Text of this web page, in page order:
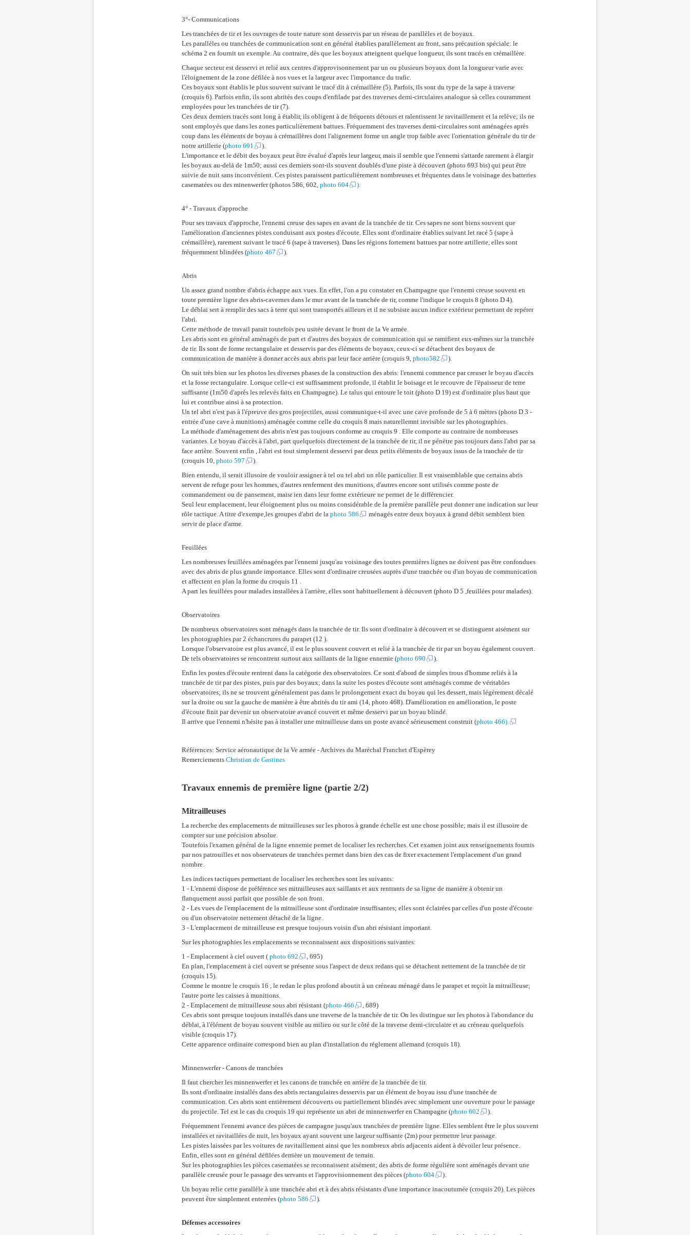
3°- Communications
Les tranchées de tir et les ouvrages de toute nature sont desservis par un réseau de parallèles et de boyaux.
Les parallèles ou tranchées de communication sont en général établies parallèlement au front, sans précaution spéciale: le
schéma 2 en fournit un exemple. Au contraire, dès que les boyaux atteignent quelque longueur, ils sont tracés en crémaillère.
Chaque secteur est desservi et relié aux centres d'approvisonnement par un ou plusieurs boyaux dont la longueur varie avec
l'éloignement de la zone défilée à nos vues et la largeur avec l'importance du trafic.
Ces boyaux sont établis le plus souvent suivant le tracé dit à crémaillère (5). Parfois, ils sont du type de la sape à traverse
(croquis 6). Parfois enfin, ils sont abrités des coups d'enfilade par des traverses demi-circulaires analogue sà celles couramment
employées pour les tranchées de tir (7).
Ces deux derniers tracés sont long à établir, ils obligent à de fréquents détours et ralentissent le ravitaillement et la relève; ils ne
sont employés que dans les zones particulièrement battues. Fréquemment des traverses demi-circulaires sont aménagées après
coup dans les éléments de boyau à crémaillères dont l'alignement forme un angle trop faible avec l'orientation générale du tir de
notre artillerie (photo 691
).
L'importance et le débit des boyaux peut être évalué d'après leur largeur, mais il semble que l'ennemi s'attarde rarement à élargir
les boyaux au-delà de 1m50; aussi ces derniers sont-ils souvent doublés d'une piste à découvert (photo 693 bis) qui peut être
suivie de nuit sans inconvénient. Ces pistes paraissent particulièrement nombreuses et fréquentes dans le voisinage des batteries
casematées ou des minenwerfer (photos 586, 602, photo 604 ).
4° - Travaux d'approche
Pour ses travaux d'approche, l'ennemi creuse des sapes en avant de la tranchée de tir. Ces sapes ne sont biens souvent que
l'amélioration d'anciennes pistes conduisant aux postes d'écoute. Elles sont d'ordinaire établies suivant let racé 5 (sape à
crémaillère), rarement suivant le tracé 6 (sape à traverses). Dans les régions fortement battues par notre artillerie, elles sont
fréquemment blindées (photo 467 ).
Abris
Un assez grand nombre d'abris échappe aux vues. En effet, l'on a pu constater en Champagne que l'ennemi creuse souvent en
toute première ligne des abris-cavernes dans le mur avant de la tranchée de tir, comme l'indique le croquis 8 (photo D 4).
Le déblai sert à remplir des sacs à terre qui sont transportés ailleurs et il ne subsiste aucun indice extérieur permettant de repérer
l'abri.
Cette méthode de travail parait toutefois peu usitée devant le front de la Ve armée.
Les abris sont en général aménagés de part et d'autres des boyaux de communication qui se ramifient eux-mêmes sur la tranchée
de tir. Ils sont de forme rectangulaire et desservis par des éléments de boyaux, ceux-ci se détachent des boyaux de
communication de manière à donner accès aux abris par leur face arrière (croquis 9, photo582
).
On suit très bien sur les photos les diverses phases de la construction des abris: l'ennemi commence par creuser le boyau d'accès
et la fosse rectangulaire. Lorsque celle-ci est suffisamment profonde, il établit le boisage et le recouvre de l'épaisseur de terre
suffisante (1m50 d'après les relevés faits en Champagne). Le talus qui entoure le toit (photo D 19) est d'ordinaire plus haut que
lui et contribue ainsi à sa protection.
Un tel abri n'est pas à l'épreuve des gros projectiles, aussi communique-t-il avec une cave profonde de 5 à 6 mètres (photo D 3 -
entrée d'une cave à munitions) aménagée comme celle du croquis 8 mais naturellemnt invisible sur les photographies.
La méthode d'aménagement des abris n'est pas toujours conforme au croquis 9 . Elle comporte au contraire de nombreuses
variantes. Le boyau d'accès à l'abri, part quelquefois directement de la tranchée de tir, il ne pénètre pas toujours dans l'abri par sa
face arrière. Souvent enfin , l'abri est tout simplement desservi par deux petits éléments de boyaux issus de la tranchée de tir
(croquis 10, photo 597
).
Bien entendu, il serait illusoire de vouloir assigner à tel ou tel abri un rôle particulier. Il est vraisemblable que certains abris
servent de refuge pour les hommes, d'autres renferment des munitions, d'autres encore sont utilisés comme poste de
commandement ou de pansement, maisr ien dans leur forme extérieure ne permet de le différencier.
Seul leur emplacement, leur éloignement plus ou moins considérable de la première parallèle peut donner une indication sur leur
rôle tactique. A titre d'exempe,les groupes d'abri de la photo 586
ménagés entre deux boyaux à grand débit semblent bien
servir de place d'arme.
Feuillées
Les nombreuses feuillées aménagées par l'ennemi jusqu'au voisinage des toutes premières lignes ne doivent pas être confondues
avec des abris de plus grande importance. Elles sont d'ordinaire creusées auprès d'une tranchée ou d'un boyau de communication
et affectent en plan la forme du croquis 11 .
A part les feuillées pour malades installées à l'arrière, elles sont habituellement à découvert (photo D 5 ,feuillées pour malades).
Observatoires
De nombreux observatoires sont ménagés dans la tranchée de tir. Ils sont d'ordinaire à découvert et se distinguent aisément sur
les photographies par 2 échancrures du parapet (12 ).
Lorsque l'observatoire est plus avancé, il est le plus souvent couvert et relié à la tranchée de tir par un boyau également couvert.
De tels observatoires se rencontrent surtout aux saillants de la ligne ennemie (photo 690
).
Enfin les postes d'écoute rentrent dans la catégorie des observatoires. Ce sont d'abord de simples trous d'homme reliés à la
tranchée de tir par des pistes, puis par des boyaux; dans la suite les postes d'écoute sont aménagés comme de véritables
observatoires; ils ne se trouvent généralement pas dans le prolongement exact du boyau qui les dessert, mais légèrement décalé
sur la droite ou sur la gauche de manière à être abrités du tir ami (14, photo 468). D'amélioration en amélioration, le poste
d'écoute finit par devenir un observatoire avancé couvert et même desservi par un boyau blindé.
Il arrive que l'ennemi n'hésite pas à installer une mitrailleuse dans un poste avancé sérieusement construit (photo 466).
Références: Service aéronautique de la Ve armée - Archives du Maréchal Franchet d'Espèrey
Remerciements Christian de Gastines
Travaux ennemis de première ligne (partie 2/2)
Mitrailleuses
La recherche des emplacements de mitrailleuses sur les photos à grande échelle est une chose possible; mais il est illusoire de
compter sur une précision absolue.
Toutefois l'examen général de la ligne ennemie permet de localiser les recherches. Cet examen joint aux renseignements fournis
par nos patrouilles et nos observateurs de tranchées permet dans bien des cas de fixer exactement l'emplacement d'un grand
nombre.
Les indices tactiques permettant de localiser les recherches sont les suivants:
1 - L'ennemi dispose de préférence ses mitrailleuses aux saillants et aux rentrants de sa ligne de manière à obtenir un
flanquement aussi parfait que possible de son front.
2 - Les vues de l'emplacement de la mitrailleuse sont d'ordinaire insuffisantes; elles sont éclairées par celles d'un poste d'écoute
ou d'un observatoire nettement détaché de la ligne.
3 - L'emplacement de mitrailleuse est presque toujours voisin d'un abri résistant important.
Sur les photographies les emplacements se reconnaissent aux dispositions suivantes:
1 - Emplacement à ciel ouvert ( photo 692
, 695)
En plan, l'emplacement à ciel ouvert se présente sous l'aspect de deux redans qui se détachent nettement de la tranchée de tir
(croquis 15).
Comme le montre le croquis 16 , le redan le plus profond aboutit à un créneau ménagé dans le parapet et reçoit la mitrailleuse;
l'autre porte les caisses à munitions.
2 - Emplacement de mitrailleuse sous abri résistant (photo 466
, 689)
Ces abris sont presque toujours installés dans une traverse de la tranchée de tir. On les distingue sur les photos à l'abondance du
déblai, à l'élément de boyau souvent visible au milieu ou sur le côté de la traverse demi-circulaire et au créneau quelquefois
visible (croquis 17).
Cette apparence ordinaire correspond bien au plan d'installation du réglement allemand (croquis 18).
Minnenwerfer - Canons de tranchées
Il faut chercher les minnenwerfer et les canons de tranchée en arrière de la tranchée de tir.
Ils sont d'ordinaire installés dans des abris rectangulaires desservis par un élément de boyau issu d'une tranchée de
communication. Ces abris sont entièrement découverts ou partiellement blindés avec simplement une ouverture pour le passage
du projectile. Tel est le cas du croquis 19 qui représente un abri de minnenwerfer en Champagne (photo 602
).
Fréquemment l'ennemi avance des pièces de campagne jusqu'aux tranchées de première ligne. Elles semblent être le plus souvent
installées et ravitaillées de nuit, les boyaux ayant souvent une largeur suffisante (2m) pour permettre leur passage.
Les pistes laissées par les voitures de ravitaillement ainsi que les nombreux abris adjacents aident à dévoiler leur présence.
Enfin, elles sont en général défilées derrière un mouvement de terrain.
Sur les photographies les pièces casematées se reconnaissent aisément; des abris de forme régulière sont aménagés devant une
parallèle creusée pour le passage des servants et l'approvisionnement des pièces (photo 604
).
Un boyau relie cette parallèle à une tranchée abri et à des abris résistants d'une importance inacoutumée (croquis 20). Les pièces
peuvent être simplement enterrées (photo 586 ).
Défenses accessoires